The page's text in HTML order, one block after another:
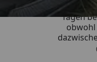
„Die
Tagen
obwohl